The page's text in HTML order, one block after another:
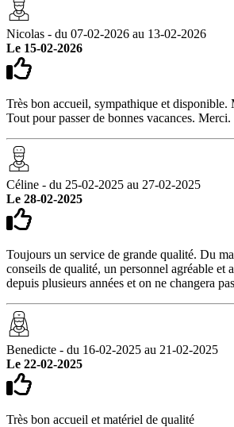
Nicolas - du 07-02-2026 au 13-02-2026
Le 15-02-2026
Très bon accueil, sympathique et disponible.
Tout pour passer de bonnes vacances. Merci.
Céline - du 25-02-2025 au 27-02-2025
Le 28-02-2025
Toujours un service de grande qualité. Du
conseils de qualité, un personnel agréable et
depuis plusieurs années et on ne changera
Benedicte - du 16-02-2025 au 21-02-2025
Le 22-02-2025
Très bon accueil et matériel de qualité